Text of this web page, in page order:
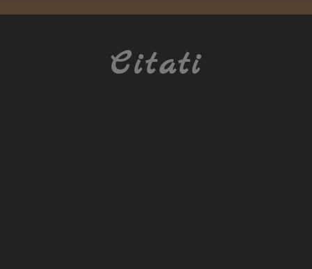
Citati